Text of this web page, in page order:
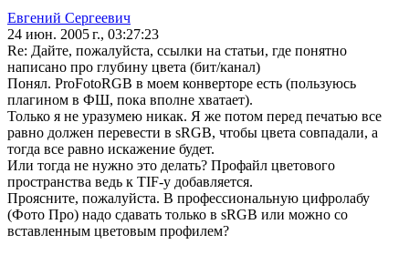
Евгений Сергеевич
24 июн. 2005 г., 03:27:23
Re: Дайте, пожалуйста, ссылки на статьи, где понятно
написано про глубину цвета (бит/канал)
Понял. ProFotoRGB в моем конверторе есть (пользуюсь
плагином в ФШ, пока вполне хватает).
Только я не уразумею никак. Я же потом перед печатью все
равно должен перевести в sRGB, чтобы цвета совпадали, а
тогда все равно искажение будет.
Или тогда не нужно это делать? Профайл цветового
пространства ведь к TIF-у добавляется.
Проясните, пожалуйста. В профессиональную цифролабу
(Фото Про) надо сдавать только в sRGB или можно со
вставленным цветовым профилем?